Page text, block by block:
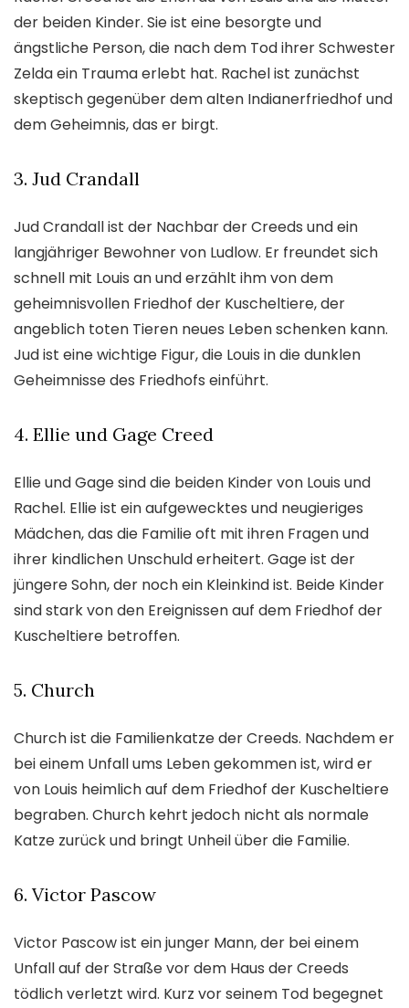
der beiden Kinder. Sie ist eine besorgte und
ängstliche Person, die nach dem Tod ihrer Schwester
Zelda ein Trauma erlebt hat. Rachel ist zunächst
skeptisch gegenüber dem alten Indianerfriedhof und
dem Geheimnis, das er birgt.
3. Jud Crandall
Jud Crandall ist der Nachbar der Creeds und ein
langjähriger Bewohner von Ludlow. Er freundet sich
schnell mit Louis an und erzählt ihm von dem
geheimnisvollen Friedhof der Kuscheltiere, der
angeblich toten Tieren neues Leben schenken kann.
Jud ist eine wichtige Figur, die Louis in die dunklen
Geheimnisse des Friedhofs einführt.
4. Ellie und Gage Creed
Ellie und Gage sind die beiden Kinder von Louis und
Rachel. Ellie ist ein aufgewecktes und neugieriges
Mädchen, das die Familie oft mit ihren Fragen und
ihrer kindlichen Unschuld erheitert. Gage ist der
jüngere Sohn, der noch ein Kleinkind ist. Beide Kinder
sind stark von den Ereignissen auf dem Friedhof der
Kuscheltiere betroffen.
5. Church
Church ist die Familienkatze der Creeds. Nachdem er
bei einem Unfall ums Leben gekommen ist, wird er
von Louis heimlich auf dem Friedhof der Kuscheltiere
begraben. Church kehrt jedoch nicht als normale
Katze zurück und bringt Unheil über die Familie.
6. Victor Pascow
Victor Pascow ist ein junger Mann, der bei einem
Unfall auf der Straße vor dem Haus der Creeds
tödlich verletzt wird. Kurz vor seinem Tod begegnet